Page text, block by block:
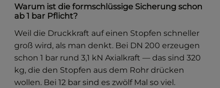
Warum ist die formschlüssige Sicherung schon
ab 1 bar Pflicht?
Weil die Druckkraft auf einen Stopfen schneller
groß wird, als man denkt. Bei DN 200 erzeugen
schon 1 bar rund 3,1 kN Axialkraft — das sind 320
kg, die den Stopfen aus dem Rohr drücken
wollen. Bei 12 bar sind es zwölf Mal so viel.